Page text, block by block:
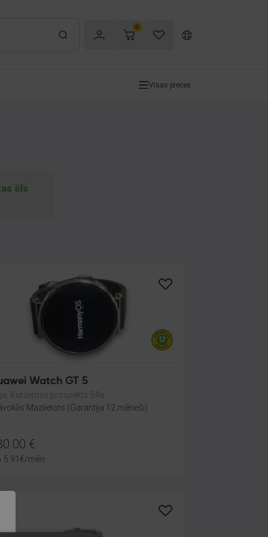
0
Visas preces
šīs
Watch GT 5
Kurzemes prospekts 59a
Mazlietots (Garantija 12 mēneši)
€
5.91 €/mēn.